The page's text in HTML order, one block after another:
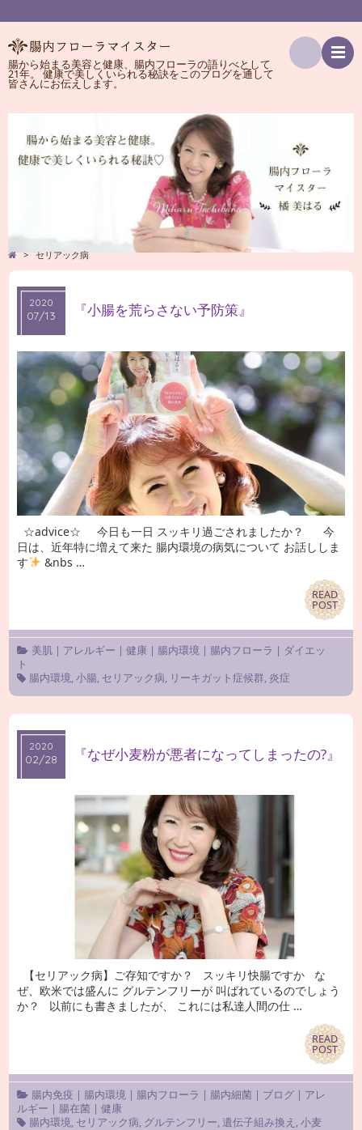
腸から始まる美容と健康、腸内フローラの語りべとして
21年。 健康で美しくいられる秘訣をこのブログを通して
皆さんにお伝えします。
索
> セリアック病
2020
07/13
2020
07/13 『小腸を荒らさない予防策』
☆advice☆ 今日も一日 スッキリ過ごされましたか？ 今
日は、近年特に増えて来た 腸内環境の病気について お話ししま
す
&nbs …
READ
POST
READ
POST
美肌| アレルギー | 健康 | 腸内環境| 腸内フローラ | ダイエッ
ト
腸内環境,小腸, セリアック病, リーキガット症候群, 炎症
2020
02/28
2020
02/28 『なぜ小麦粉が悪者になってしまったの?』
【セリアック病】ご存知ですか？ スッキリ快腸ですか な
ぜ、欧米では盛んに グルテンフリーが 叫ばれているのでしょう
か？ 以前にも書きましたが、 これには私達人間の仕 …
READ
POST
READ
POST
腸内免疫 | 腸内環境| 腸内フローラ | 腸内細菌| ブログ| アレ
ルギー | 腸在菌 | 健康
腸内環境, セリアック病, グルテンフリー, 遺伝子組み換え ,小麦